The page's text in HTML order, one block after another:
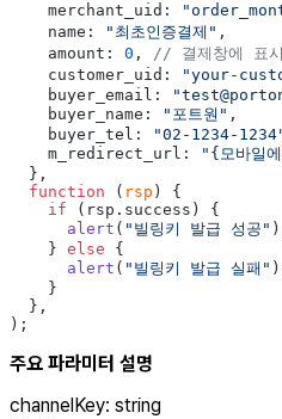
    merchant_uid:
    name:
"최초인증결제" ,
    amount:
0 , // 결제창에 표
    customer_uid:
"your-
    buyer_email:
    buyer_name:
"포트원" ,
    buyer_tel:
"02-1234-
    m_redirect_url:
"{모바일
  },
  function
( rsp ) {
    if
(rsp.success) {
      alert
( "빌링키 발급 성공"
    }
else {
      alert
( "빌링키 발급 실패"
    }
  },
);
주요 파라미터 설명
channelKey: string